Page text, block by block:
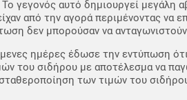
γεγονός αυτό δημιουργεί μεγάλη
από την αγορά περιμένοντας να
δεν μπορούσαν να ανταγωνιστούν
ημέρες έδωσε την εντύπωση
του σιδήρου με αποτέλεσμα να
των τιμών του